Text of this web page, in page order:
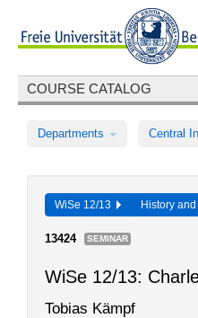
COURSE CATALOG
Departments Central
WiSe 12/13 History
13424 SEMINAR
WiSe 12/13:
Tobias Kämpf